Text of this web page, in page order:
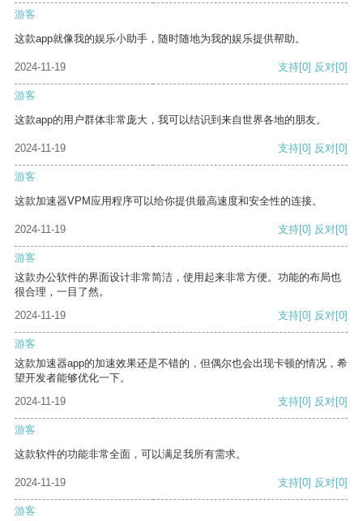
游客
这款app就像我的娱乐小助手，随时随地为我的娱乐提供帮助。
2024-11-19 支持[0] 反对[0]
游客
这款app的用户群体非常庞大，我可以结识到来自世界各地的朋友。
2024-11-19 支持[0] 反对[0]
游客
这款加速器VPM应用程序可以给你提供最高速度和安全性的连接。
2024-11-19 支持[0] 反对[0]
游客
这款办公软件的界面设计非常简洁，使用起来非常方便。功能的布局也
很合理，一目了然。
2024-11-19
支持[0] 反对[0]
游客
这款加速器app的加速效果还是不错的，但偶尔也会出现卡顿的情况，希
望开发者能够优化一下。
2024-11-19
支持[0] 反对[0]
游客
这款软件的功能非常全面，可以满足我所有需求。
2024-11-19 支持[0] 反对[0]
游客